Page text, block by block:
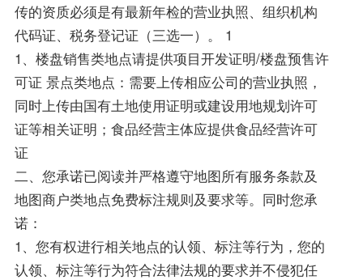
传的资质必须是有最新年检的营业执照、组织机构
代码证、税务登记证（三选一）。 1
1、楼盘销售类地点请提供项目开发证明/楼盘预售许
可证 景点类地点：需要上传相应公司的营业执照，
同时上传由国有土地使用证明或建设用地规划许可
证等相关证明；食品经营主体应提供食品经营许可
证
二、您承诺已阅读并严格遵守地图所有服务条款及
地图商户类地点免费标注规则及要求等。同时您承
诺：
1、您有权进行相关地点的认领、标注等行为，您的
认领、标注等行为符合法律法规的要求并不侵犯任